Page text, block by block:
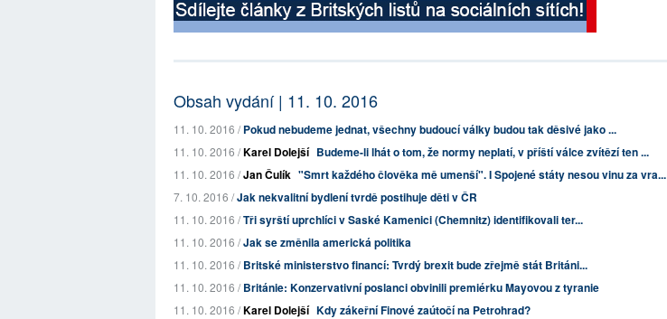
Obsah vydání | 11. 10. 2016
11. 10. 2016 /Pokud nebudeme jednat, všechny budoucí války budou tak děsivé jako ...
11. 10. 2016 /Karel Dolejší Budeme-li lhát o tom, že normy neplatí, v příští válce zvítězí ten ...
11. 10. 2016 /Jan Čulík "Smrt každého člověka mě umenší". I Spojené státy nesou vinu za vra...
7. 10. 2016 /Jak nekvalitní bydlení tvrdě postihuje děti v ČR
11. 10. 2016 /Tři syrští uprchlíci v Saské Kamenici (Chemnitz) identifikovali ter...
11. 10. 2016 /Jak se změnila americká politika
11. 10. 2016 /Britské ministerstvo financí: Tvrdý brexit bude zřejmě stát Británi...
11. 10. 2016 /Británie: Konzervativní poslanci obvinili premiérku Mayovou z tyranie
11. 10. 2016 /Karel Dolejší Kdy zákeřní Finové zaútočí na Petrohrad?